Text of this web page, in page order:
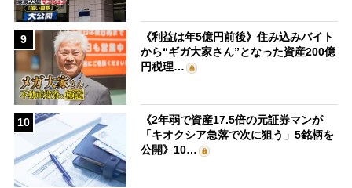
9
《利益は年5億円前後》住み込みバイト
から“ギガ大家さん”となった資産200億
円税理…
10
《2年弱で資産17.5倍の元証券マンが
「キオクシア急落で次に狙う」5銘柄を
公開》10…